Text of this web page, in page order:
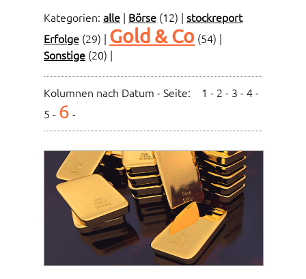
Kategorien: alle | Börse (12) | stockreport
Erfolge (29) | Gold & Co (54) |
Sonstige (20) |
Kolumnen nach Datum - Seite: 1 - 2 - 3 - 4-
5 - 6 -